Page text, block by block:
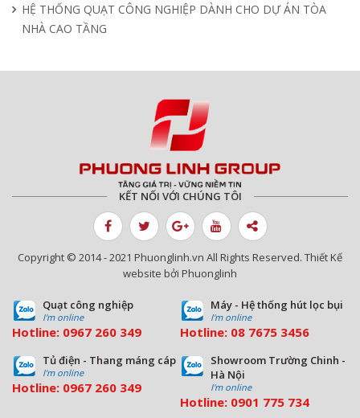
HỆ THỐNG QUẠT CÔNG NGHIỆP DÀNH CHO DỰ ÁN TÒA
NHÀ CAO TẦNG
KẾT NỐI VỚI CHÚNG TÔI
Copyright © 2014 - 2021 Phuonglinh.vn All Rights Reserved. Thiết Kế
website bởi Phuonglinh
Quạt công nghiệp
I'm online
Hotline: 0967 260 349
Máy - Hệ thống hút lọc bụi
I'm online
Hotline: 08 7675 3456
Tủ điện - Thang máng cáp
I'm online
Hotline: 0967 260 349
Showroom Trường Chinh -
Hà Nội
I'm online
Hotline: 0901 775 734